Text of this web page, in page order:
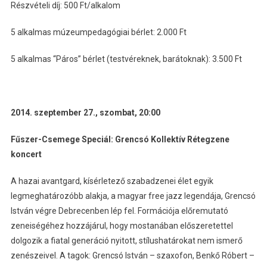
Részvételi díj: 500 Ft/alkalom
5 alkalmas múzeumpedagógiai bérlet: 2.000 Ft
5 alkalmas “Páros” bérlet (testvéreknek, barátoknak): 3.500 Ft
2014. szeptember 27., szombat, 20:00
Fűszer-Csemege Speciál: Grencsó Kollektív Rétegzene
koncert
A hazai avantgard, kísérletező szabadzenei élet egyik
legmeghatározóbb alakja, a magyar free jazz legendája, Grencsó
István végre Debrecenben lép fel. Formációja előremutató
zeneiségéhez hozzájárul, hogy mostanában előszeretettel
dolgozik a fiatal generáció nyitott, stílushatárokat nem ismerő
zenészeivel. A tagok: Grencsó István – szaxofon, Benkő Róbert –